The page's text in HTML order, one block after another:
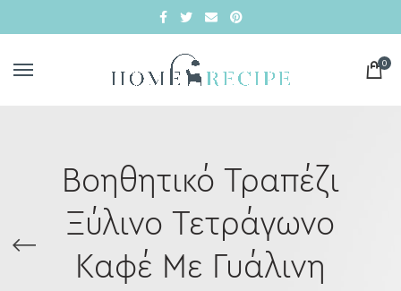
0
Βοηθητικό Τραπέζι
Ξύλινο Τετράγωνο
Καφέ Με Γυάλινη